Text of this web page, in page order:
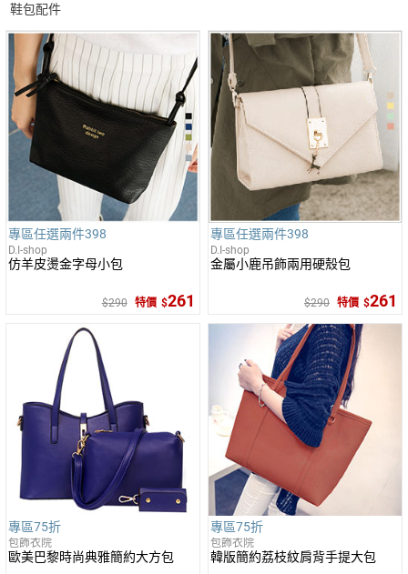
鞋包配件
專區任選兩件398
D.I-shop
仿羊皮燙金字母小包
290 特價 261
專區任選兩件398
D.I-shop
金屬小鹿吊飾兩用硬殼包
290 特價 261
專區75折
包飾衣院
歐美巴黎時尚典雅簡約大方包
專區75折
包飾衣院
韓版簡約荔枝紋肩背手提大包